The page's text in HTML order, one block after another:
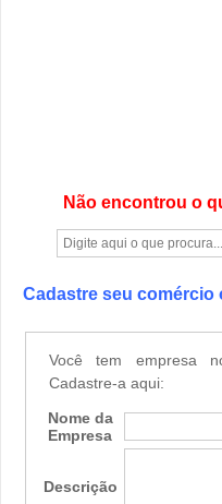
Não encontrou o
Cadastre seu comércio
Você tem empresa
Cadastre-a aqui:
Nome da
Empresa
Descrição